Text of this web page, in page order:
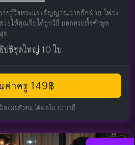
ากรู้จังหวะและสัญญาณจากอีกฝ่าย ไพ่จะ
วยให้คุณจีบได้ถูกวิธี บอกครบทั้งคำพูด
ด
ปซีชุดใหญ่ 10 ใบ
ค่าครู 149฿
ดเผยตัวตน ได้ผลใน 10 นาที